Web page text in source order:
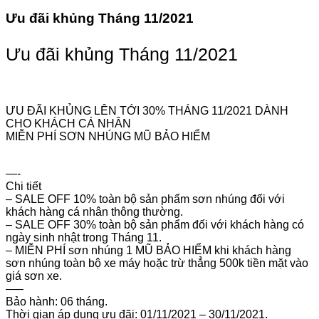
Ưu đãi khủng Tháng 11/2021
Ưu đãi khủng Tháng 11/2021
ƯU ĐÃI KHỦNG LÊN TỚI 30% THÁNG 11/2021 DÀNH
CHO KHÁCH CÁ NHÂN
MIỄN PHÍ SƠN NHÚNG MŨ BẢO HIỂM
—-
Chi tiết
– SALE OFF 10% toàn bộ sản phẩm sơn nhúng đối với
khách hàng cá nhân thông thường.
– SALE OFF 30% toàn bộ sản phẩm đối với khách hàng có
ngày sinh nhật trong Tháng 11.
– MIỄN PHÍ sơn nhúng 1 MŨ BẢO HIỂM khi khách hàng
sơn nhúng toàn bộ xe máy hoặc trừ thẳng 500k tiền mặt vào
giá sơn xe.
—–
Bảo hành: 06 tháng.
Thời gian áp dụng ưu đãi: 01/11/2021 – 30/11/2021.